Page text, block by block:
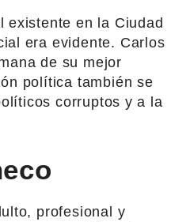
existente en la Ciudad
era evidente. Carlos
de su mejor
política también se
corruptos y a la
profesional y